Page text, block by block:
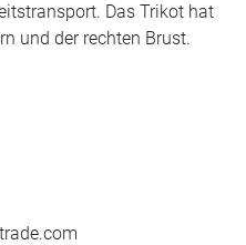
Das Trikot hat
und der rechten Brust.